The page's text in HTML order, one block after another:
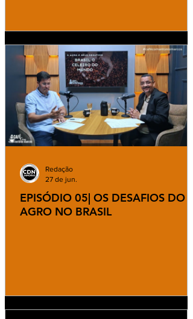
EPISÓDIO 05| OS DESAFIOS DO
AGRO NO BRASIL
Redação
27 de jun.